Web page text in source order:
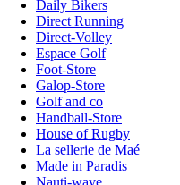
Daily Bikers
Direct Running
Direct-Volley
Espace Golf
Foot-Store
Galop-Store
Golf and co
Handball-Store
House of Rugby
La sellerie de Maé
Made in Paradis